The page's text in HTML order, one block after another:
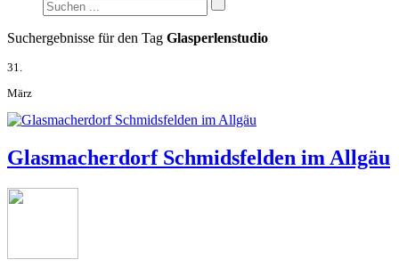
Suchergebnisse für den Tag Glasperlenstudio
31.
März
Glasmacherdorf Schmidsfelden im Allgäu